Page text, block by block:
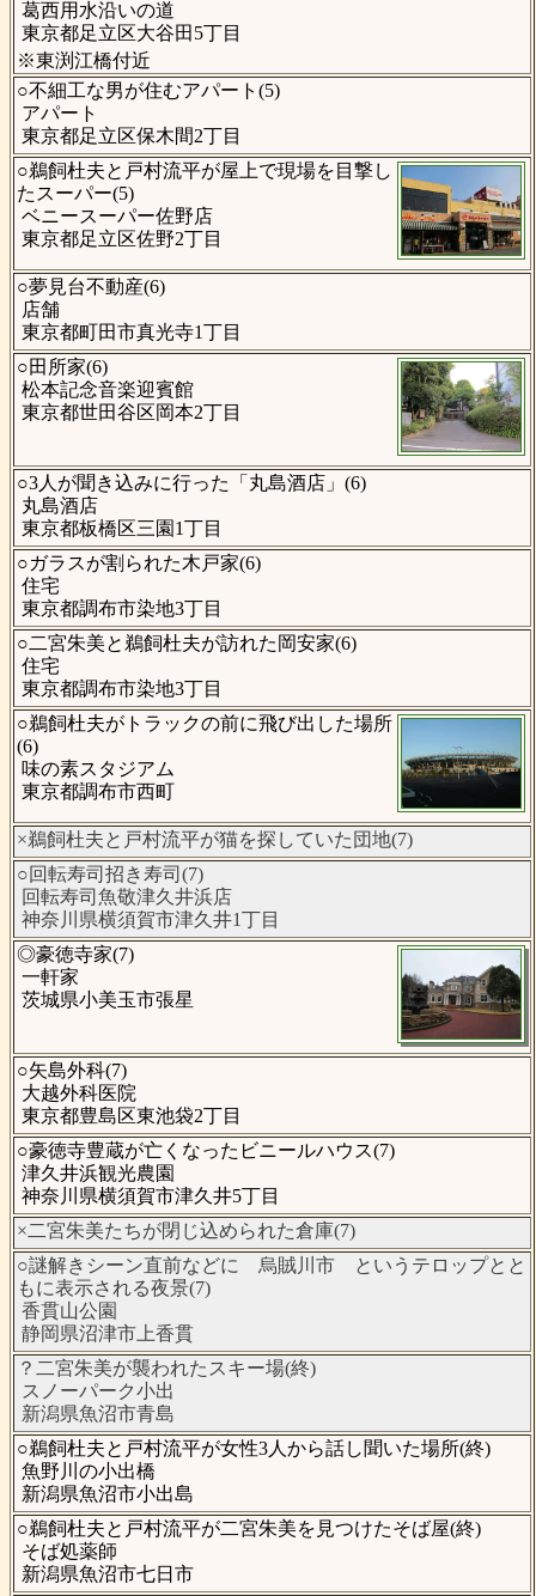
葛西用水沿いの道
東京都足立区大谷田5丁目
※東渕江橋付近
○不細工な男が住むアパート(5)
アパート
東京都足立区保木間2丁目
○鵜飼杜夫と戸村流平が屋上で現場を目撃し
たスーパー(5)
ベニースーパー佐野店
東京都足立区佐野2丁目
○夢見台不動産(6)
店舗
東京都町田市真光寺1丁目
○田所家(6)
松本記念音楽迎賓館
東京都世田谷区岡本2丁目
○3人が聞き込みに行った「丸島酒店」(6)
丸島酒店
東京都板橋区三園1丁目
○ガラスが割られた木戸家(6)
住宅
東京都調布市染地3丁目
○二宮朱美と鵜飼杜夫が訪れた岡安家(6)
住宅
東京都調布市染地3丁目
○鵜飼杜夫がトラックの前に飛び出した場所
(6)
味の素スタジアム
東京都調布市西町
×鵜飼杜夫と戸村流平が猫を探していた団地(7)
○回転寿司招き寿司(7)
回転寿司魚敬津久井浜店
神奈川県横須賀市津久井1丁目
◎豪徳寺家(7)
一軒家
茨城県小美玉市張星
○矢島外科(7)
大越外科医院
東京都豊島区東池袋2丁目
○豪徳寺豊蔵が亡くなったビニールハウス(7)
津久井浜観光農園
神奈川県横須賀市津久井5丁目
×二宮朱美たちが閉じ込められた倉庫(7)
○謎解きシーン直前などに 烏賊川市 というテロップとと
もに表示される夜景(7)
香貫山公園
静岡県沼津市上香貫
？二宮朱美が襲われたスキー場(終)
スノーパーク小出
新潟県魚沼市青島
○鵜飼杜夫と戸村流平が女性3人から話し聞いた場所(終)
魚野川の小出橋
新潟県魚沼市小出島
○鵜飼杜夫と戸村流平が二宮朱美を見つけたそば屋(終)
そば処薬師
新潟県魚沼市七日市